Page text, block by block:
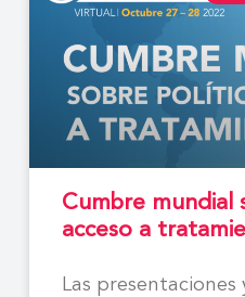
Cumbre mundial
acceso a
Las